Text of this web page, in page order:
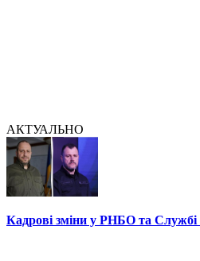
АКТУАЛЬНО
Кадрові зміни у РНБО та Службі